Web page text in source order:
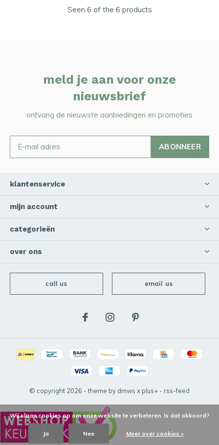
Seen 6 of the 6 products
meld je aan voor onze
nieuwsbrief
ontvang de nieuwste aanbiedingen en promoties
ABONNEER
klantenservice
mijn account
categorieën
over ons
call us email us
© copyright 2026 - theme by dmws xplus+ - rss-feed
Wij slaan cookies op om onze website te verbeteren. Is dat akkoord?
Ja Nee Meer over cookies »